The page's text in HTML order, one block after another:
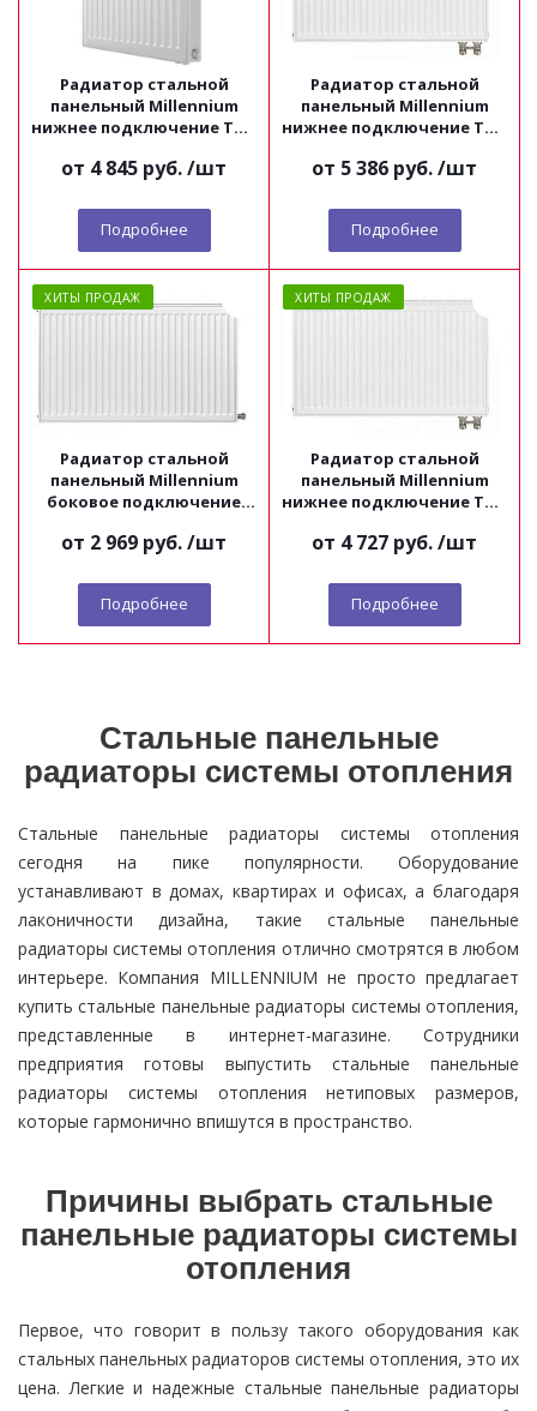
Радиатор стальной
панельный Millennium
нижнее подключение ТИП
от 4 845 руб./шт
Подробнее
Радиатор стальной
панельный Millennium
нижнее подключение ТИП
от 5 386 руб./шт
Подробнее
ХИТЫ ПРОДАЖ
Радиатор стальной
панельный Millennium
боковое подключение
от 2 969 руб./шт
Подробнее
ХИТЫ ПРОДАЖ
Радиатор стальной
панельный Millennium
нижнее подключение ТИП
от 4 727 руб./шт
Подробнее
Стальные панельные
радиаторы системы отопления
Стальные панельные радиаторы системы отопления
сегодня на пике популярности. Оборудование
устанавливают в домах, квартирах и офисах, а благодаря
лаконичности дизайна, такие стальные панельные
радиаторы системы отопления отлично смотрятся в любом
интерьере. Компания MILLENNIUM не просто предлагает
купить стальные панельные радиаторы системы отопления,
представленные в интернет-магазине. Сотрудники
предприятия готовы выпустить стальные панельные
радиаторы системы отопления нетиповых размеров,
которые гармонично впишутся в пространство.
Причины выбрать стальные
панельные радиаторы системы
отопления
Первое, что говорит в пользу такого оборудования как
стальных панельных радиаторов системы отопления, это их
цена. Легкие и надежные стальные панельные радиаторы